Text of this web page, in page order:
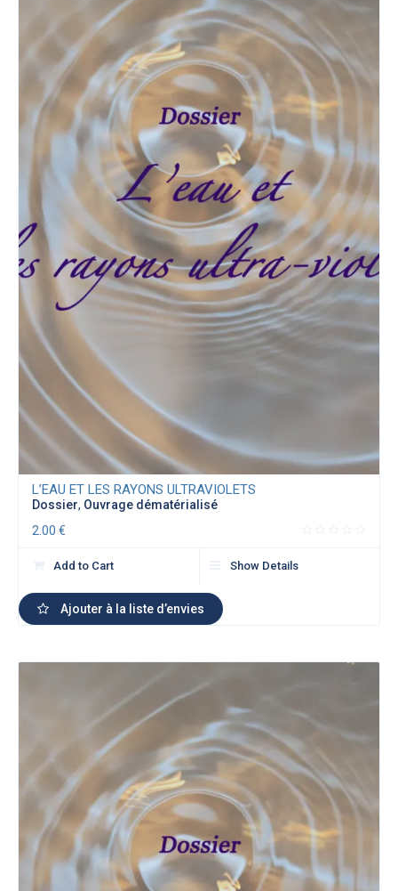
L’EAU ET LES RAYONS ULTRAVIOLETS
Dossier, Ouvrage dématérialisé
2.00€
Add to Cart Show Details
Ajouter à la liste d’envies